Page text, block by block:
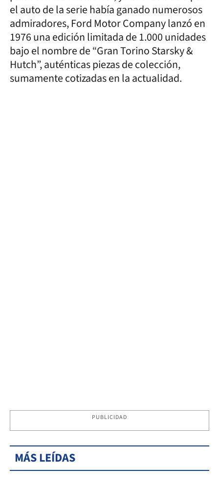
el auto de la serie había ganado numerosos
admiradores, Ford Motor Company lanzó en
1976 una edición limitada de 1.000 unidades
bajo el nombre de “Gran Torino Starsky &
Hutch”, auténticas piezas de colección,
sumamente cotizadas en la actualidad.
PUBLICIDAD
MÁS LEÍDAS